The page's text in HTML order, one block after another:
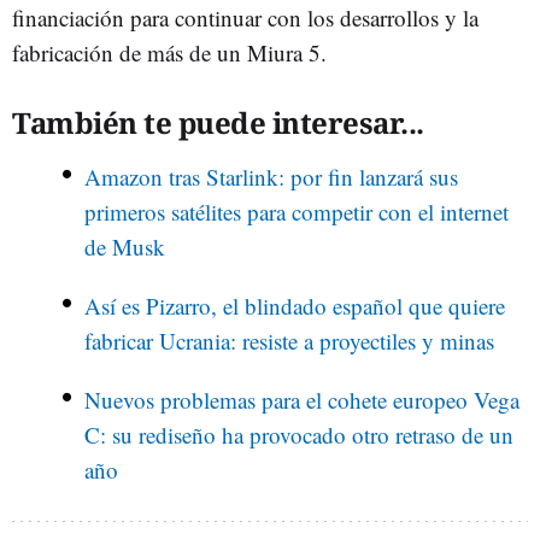
financiación para continuar con los desarrollos y la
fabricación de más de un Miura 5.
También te puede interesar...
Amazon tras Starlink: por fin lanzará sus
primeros satélites para competir con el internet
de Musk
Así es Pizarro, el blindado español que quiere
fabricar Ucrania: resiste a proyectiles y minas
Nuevos problemas para el cohete europeo Vega
C: su rediseño ha provocado otro retraso de un
año